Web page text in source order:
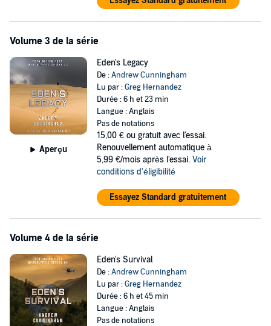
Volume 3 de la série
Aperçu
Eden's Legacy
De :Andrew Cunningham
Lu par :Greg Hernandez
Durée : 6 h et 23 min
Langue : Anglais
Pas de notations
15,00 € ou gratuit avec l'essai.
Renouvellement automatique à
5,99 €/mois après l'essai. Voir
conditions d'éligibilité
Essayez Standard gratuitement
Volume 4 de la série
Eden's Survival
De :Andrew Cunningham
Lu par :Greg Hernandez
Durée : 6 h et 45 min
Langue : Anglais
Pas de notations